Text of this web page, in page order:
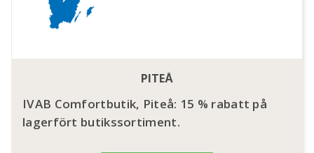
PITEÅ
IVAB Comfortbutik, Piteå: 15 % rabatt på
lagerfört butikssortiment.